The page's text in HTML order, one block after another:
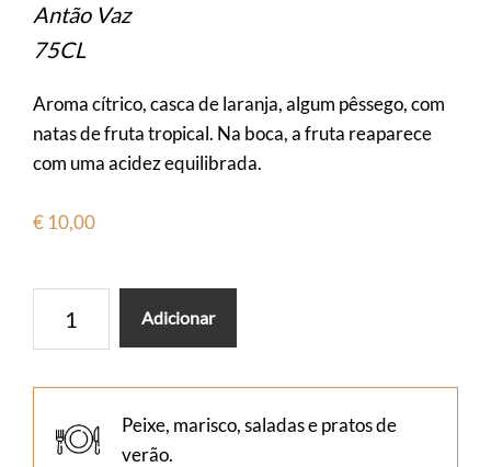
Antão Vaz
75CL
Aroma cítrico, casca de laranja, algum pêssego, com
natas de fruta tropical. Na boca, a fruta reaparece
com uma acidez equilibrada.
€ 10,00
Reserva
Branco
Adicionar
Peixe, marisco, saladas e pratos de
verão.